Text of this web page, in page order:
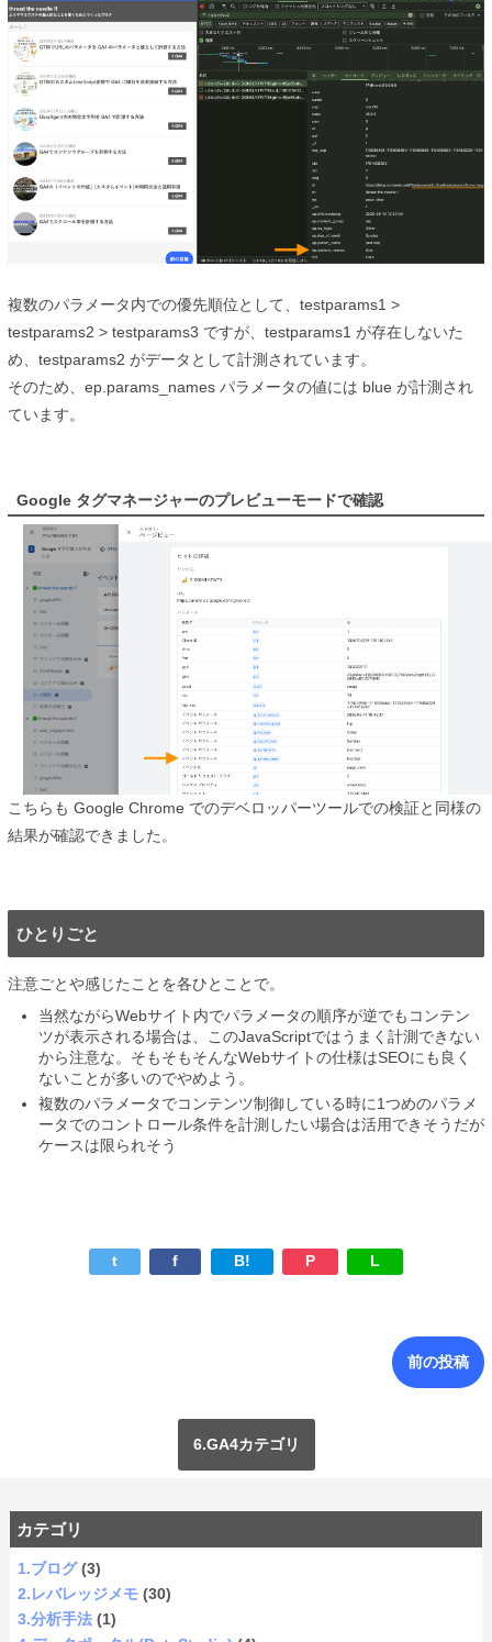
複数のパラメータ内での優先順位として、 testparams1 >
testparams2 > testparams3 ですが、 testparams1 が存在しないた
め、 testparams2 がデータとして計測されています。
そのため、ep.params_names パラメータの値には blue が計測され
ています。
Google タグマネージャーのプレビューモードで確認
こちらも Google Chrome でのデベロッパーツールでの検証と同様の
結果が確認できました。
ひとりごと
注意ごとや感じたことを各ひとことで。
当然ながらWebサイト内でパラメータの順序が逆でもコンテン
ツが表示される場合は、このJavaScriptではうまく計測できない
から注意な。そもそもそんなWebサイトの仕様はSEOにも良く
ないことが多いのでやめよう。
複数のパラメータでコンテンツ制御している時に1つめのパラメ
ータでのコントロール条件を計測したい場合は活用できそうだが
ケースは限られそう
t f B! P L
前の投稿
6.GA4カテゴリ
カテゴリ
1.ブログ (3)
2.レバレッジメモ (30)
3.分析手法 (1)